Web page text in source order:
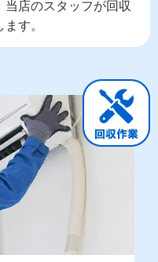
店のスタッフが回収
す。